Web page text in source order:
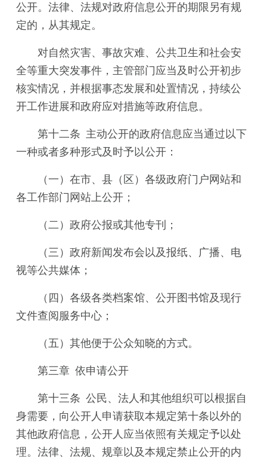
公开。法律、法规对政府信息公开的期限另有规
定的，从其规定。
对自然灾害、事故灾难、公共卫生和社会安
全等重大突发事件，主管部门应当及时公开初步
核实情况，并根据事态发展和处置情况，持续公
开工作进展和政府应对措施等政府信息。
第十二条 主动公开的政府信息应当通过以下
一种或者多种形式及时予以公开：
（一）在市、县（区）各级政府门户网站和
各工作部门网站上公开；
（二）政府公报或其他专刊；
（三）政府新闻发布会以及报纸、广播、电
视等公共媒体；
（四）各级各类档案馆、公开图书馆及现行
文件查阅服务中心；
（五）其他便于公众知晓的方式。
第三章 依申请公开
第十三条 公民、法人和其他组织可以根据自
身需要，向公开人申请获取本规定第十条以外的
其他政府信息，公开人应当依照有关规定予以处
理。法律、法规、规章以及本规定禁止公开的内